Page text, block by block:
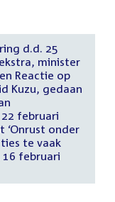
d.d. 25
minister
Reactie op
Kuzu, gedaan
februari
‘Onrust onder
te vaak
16 februari